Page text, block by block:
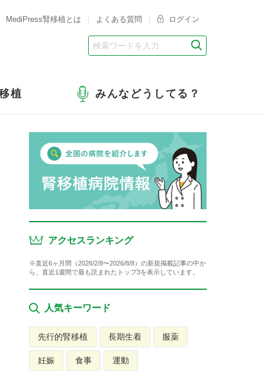
植 みんなどうしてる？
MediPress腎移植とは よくある質問 ログイン
アクセスランキング
※直近6ヶ月間（2026/2/8〜2026/8/8）の新規掲載記事の中か
ら、直近1週間で最も読まれたトップ3を表示しています。
人気キーワード
先行的腎移植 長期生着 服薬
妊娠 食事 運動